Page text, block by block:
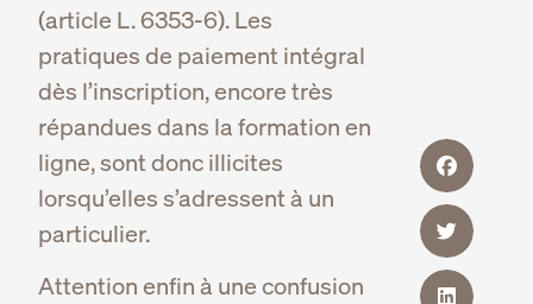
(article L. 6353-6). Les
pratiques de paiement intégral
dès l’inscription, encore très
répandues dans la formation en
ligne, sont donc illicites
lorsqu’elles s’adressent à un
particulier.
Attention enfin à une confusion